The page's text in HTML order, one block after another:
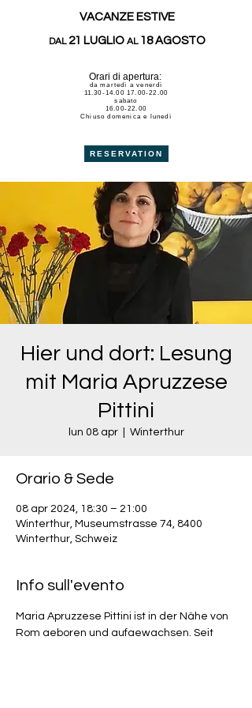
Orari di apertura:
da martedì a venerdì
11.30-14.00 17.00-22.00
sabato
16.00-22.00
Chiuso domenica e lunedì
RESERVATION
VACANZE ESTIVE
DAL21 LUGLIO AL18 AGOSTO
Hier und dort: Lesung
mit Maria Apruzzese
Pittini
lun 08 apr
  |
Winterthur
Orario & Sede
08 apr 2024, 18:30 – 21:00
Winterthur, Museumstrasse 74, 8400
Winterthur, Schweiz
Info sull'evento
Maria Apruzzese Pittini ist in der Nähe von
Rom geboren und aufgewachsen. Seit